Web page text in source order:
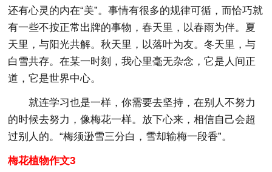
还有心灵的内在“美”。事情有很多的规律可循，而恰巧就
有一些不按正常出牌的事物，春天里，以春雨为伴。夏
天里，与阳光共解。秋天里，以落叶为友。冬天里，与
白雪共存。在某一时刻，我心里毫无杂念，它是人间正
道，它是世界中心。
就连学习也是一样，你需要去坚持，在别人不努力
的时候去努力，像梅花一样。放下心来，相信自己会超
过别人的。“梅须逊雪三分白，雪却输梅一段香”。
梅花植物作文3